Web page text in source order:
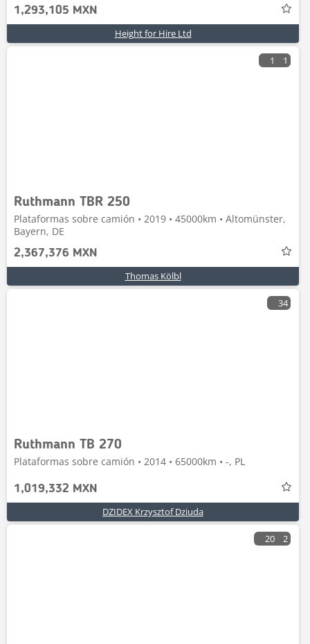
1,293,105 MXN
Height for Hire Ltd
1 1
Ruthmann TBR 250
Plataformas sobre camión • 2019 • 45000km • Altomünster,
Bayern, DE
2,367,376 MXN
Thomas Kölbl
34
Ruthmann TB 270
Plataformas sobre camión • 2014 • 65000km • -, PL
1,019,332 MXN
DZIDEX Krzysztof Dziuda
20 2